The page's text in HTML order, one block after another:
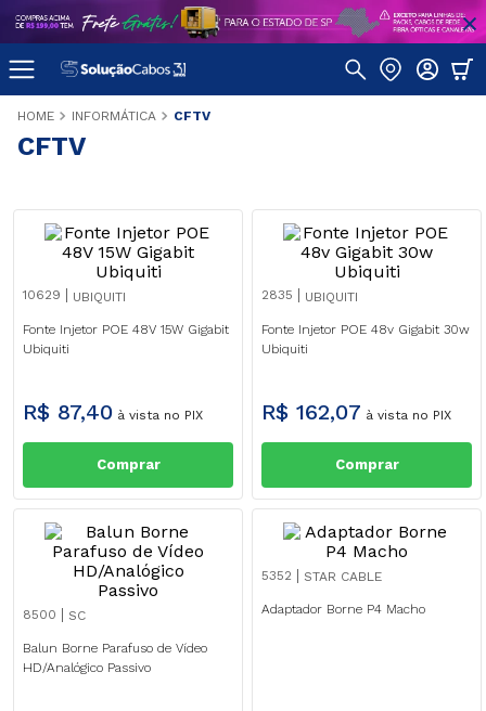
INFORMÁTICA CFTV
CFTV
10629 UBIQUITI
Fonte Injetor POE 48V 15W Gigabit
Ubiquiti
R$ 87,40 à vista no PIX
Comprar
2835 UBIQUITI
Fonte Injetor POE 48v Gigabit 30w
Ubiquiti
R$ 162,07 à vista no PIX
Comprar
8500 SC
Balun Borne Parafuso de Vídeo
HD/Analógico Passivo
5352 STAR CABLE
Adaptador Borne P4 Macho